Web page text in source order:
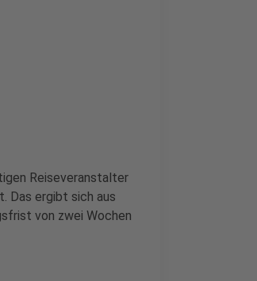
Reiseveranstalter
Das ergibt sich aus
von zwei Wochen